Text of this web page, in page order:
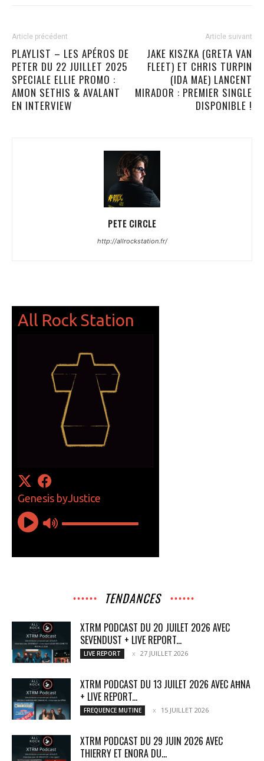
Article précédent
PLAYLIST – LES APÉROS DE
PETER DU 22 JUILLET 2025
SPECIALE ELLIE PROMO :
AMON SETHIS & AVALANT
EN INTERVIEW
Article suivant
JAKE KISZKA (GRETA VAN
FLEET) ET CHRIS TURPIN
(IDA MAE) LANCENT
MIRADOR : PREMIER SINGLE
DISPONIBLE !
PETE CIRCLE
http://allrockstation.fr/
TENDANCES
XTRM PODCAST DU 20 JUILET 2026 AVEC
SEVENDUST + LIVE REPORT...
LIVE REPORT 27 JUILLET 2026
XTRM PODCAST DU 13 JUILET 2026 AVEC AĦNA
+ LIVE REPORT...
FREQUENCE MUTINE 15 JUILLET 2026
XTRM PODCAST DU 29 JUIN 2026 AVEC
THIERRY ET ENORA DU...